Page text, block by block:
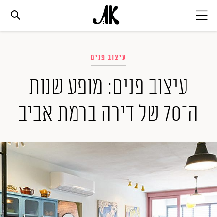
אופנה
ביוטי
ערוצים נוספים
המגזין
עיצוב פנים
עיצוב פנים: מופע שנות
ה־70 של דירה ברמת אביב